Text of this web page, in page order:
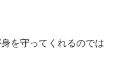
を守ってくれるのでは